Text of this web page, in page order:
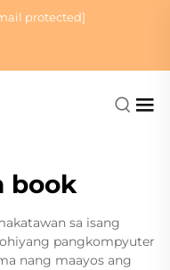
protected]
book
sa isang
pangkompyuter
nang maayos ang